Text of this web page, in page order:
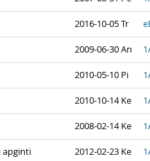
2016-10-05 Tr
2009-06-30 An
2010-05-10 Pi
2010-10-14 Ke
2008-02-14 Ke
apginti 2012-02-23 Ke